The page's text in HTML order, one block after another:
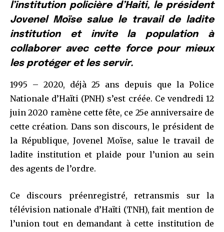
l’institution policière d’Haiti, le président
Jovenel Moïse salue le travail de ladite
institution et invite la population à
collaborer avec cette force pour mieux
les protéger et les servir.
1995 – 2020, déjà 25 ans depuis que la Police
Nationale d’Haïti (PNH) s’est créée. Ce vendredi 12
juin 2020 ramène cette fête, ce 25e anniversaire de
cette création. Dans son discours, le président de
la République, Jovenel Moïse, salue le travail de
ladite institution et plaide pour l’union au sein
des agents de l’ordre.
Ce discours préenregistré, retransmis sur la
télévision nationale d’Haïti (TNH), fait mention de
l’union tout en demandant à cette institution de